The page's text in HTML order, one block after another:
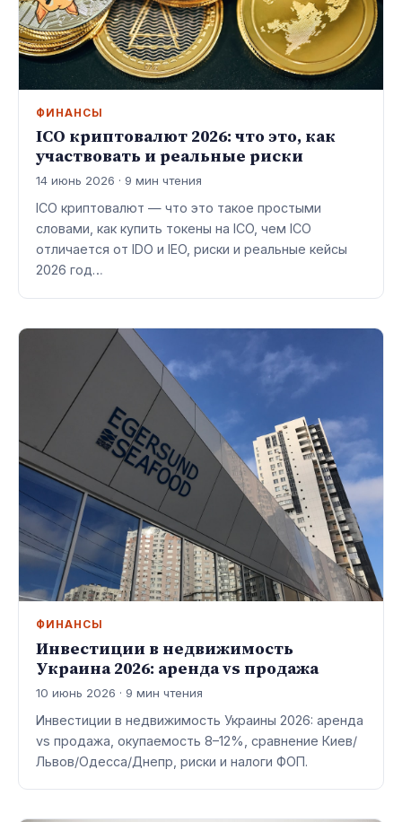
ФИНАНСЫ
ICO криптовалют 2026: что это, как
участвовать и реальные риски
14 июнь 2026 · 9 мин чтения
ICO криптовалют — что это такое простыми
словами, как купить токены на ICO, чем ICO
отличается от IDO и IEO, риски и реальные кейсы
2026 год…
ФИНАНСЫ
Инвестиции в недвижимость
Украина 2026: аренда vs продажа
10 июнь 2026 · 9 мин чтения
Инвестиции в недвижимость Украины 2026: аренда
vs продажа, окупаемость 8–12%, сравнение Киев/
Львов/Одесса/Днепр, риски и налоги ФОП.